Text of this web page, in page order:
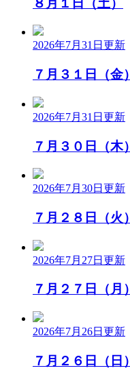
2026年7月31日 更新
７月３１日（金）
2026年7月31日 更新
７月３０日（木）
2026年7月30日 更新
７月２８日（火）
2026年7月27日 更新
７月２７日（月）
2026年7月26日 更新
７月２６日（日）